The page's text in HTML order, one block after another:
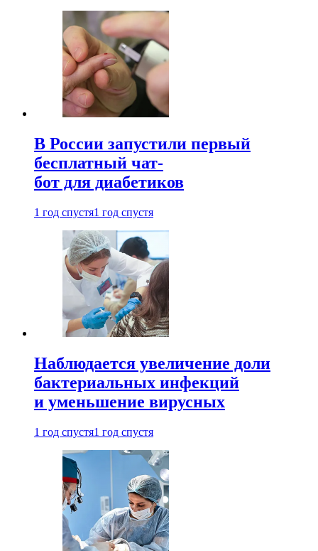
В России запустили первый
бесплатный чат-
бот для диабетиков
1 год спустя1 год спустя
Наблюдается увеличение доли
бактериальных инфекций
и уменьшение вирусных
1 год спустя1 год спустя